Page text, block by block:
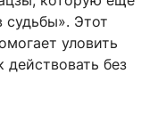
судьбы». Этот
уловить
действовать без